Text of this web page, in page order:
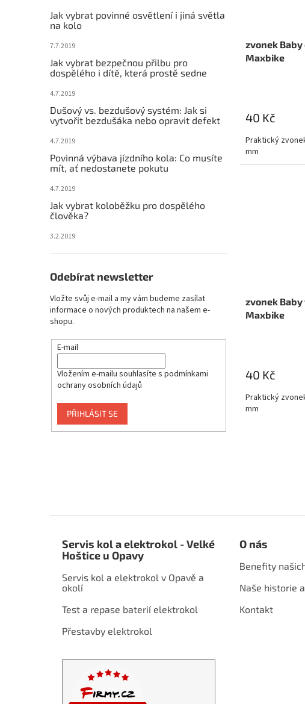
Jak vybrat povinné osvětlení i jiná světla
na kolo
7.7.2019
Jak vybrat bezpečnou přilbu pro
dospělého i dítě, která prostě sedne
4.7.2019
Dušový vs. bezdušový systém: Jak si
vytvořit bezdušáka nebo opravit defekt
4.7.2019
Povinná výbava jízdního kola: Co musíte
mít, ať nedostanete pokutu
4.7.2019
Jak vybrat koloběžku pro dospělého
člověka?
3.2.2019
Odebírat newsletter
Vložte svůj e-mail a my vám budeme zasílat
informace o nových produktech na našem e-
shopu.
E-mail
Vložením e-mailu souhlasíte s podmínkami
ochrany osobních údajů
PŘIHLÁSIT SE
zvonek
Maxbike
40 Kč
Praktický
mm
zvonek
Maxbike
40 Kč
Praktický
mm
Servis kol a elektrokol - Velké
Hoštice u Opavy
Servis kol a elektrokol v Opavě a
okolí
Test a repase baterií elektrokol
Přestavby elektrokol
O nás
Benefity
Naše historie
Kontakt